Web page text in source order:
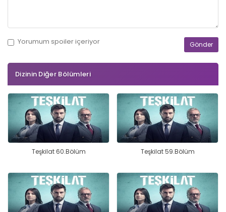
Yorumum spoileriçeriyor
Dizinin Diğer Bölümleri
Teşkilat 60.Bölüm Teşkilat 59.Bölüm